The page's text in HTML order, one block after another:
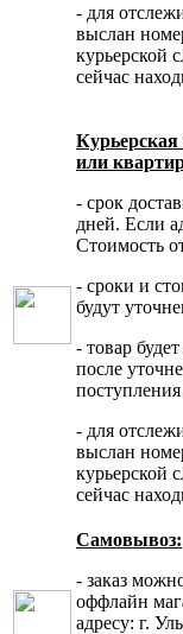
- для
выслан
курьерской
сейчас
или
- срок
дней. Если
Стоимость
- сроки и
будут
- товар
после
- для
выслан
курьерской
сейчас
Самовывоз:
- заказ
оффлайн
адресу: г.